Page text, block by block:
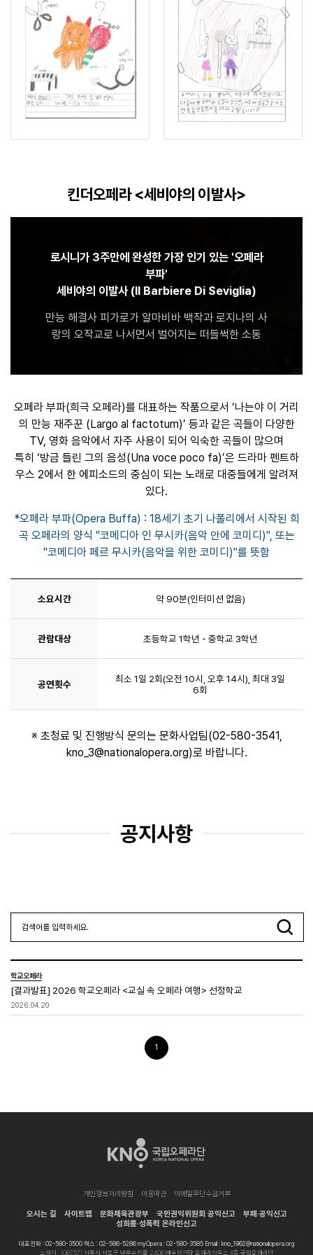
킨더오페라 <세비야의 이발사>
로시니가 3주만에 완성한 가장 인기 있는 '오페라
부파'
세비야의 이발사 (Il Barbiere Di Seviglia)
만능 해결사 피가로가 알마비바 백작과 로지나의 사
랑의 오작교로 나서면서 벌어지는 떠들썩한 소동
오페라 부파(희극 오페라)를 대표하는 작품으로서 ‘나는야 이 거리
의 만능 재주꾼 (Largo al factotum)’ 등과 같은 곡들이 다양한
TV, 영화 음악에서 자주 사용이 되어 익숙한 곡들이 많으며
특히 ‘방금 들린 그의 음성(Una voce poco fa)’은 드라마 펜트하
우스 2에서 한 에피소드의 중심이 되는 노래로 대중들에게 알려져
있다.
*오페라 부파(Opera Buffa) : 18세기 초기 나폴리에서 시작된 희
곡 오페라의 양식 "코메디아 인 무시카(음악 안에 코미디)", 또는
"코메디아 페르 무시카(음악을 위한 코미디)"를 뜻함
소요시간 약 90분(인터미션 없음)
관람대상 초등학교 1학년 - 중학교 3학년
공연횟수
최소 1일 2회(오전 10시, 오후 14시), 최대 3일
6회
※ 초청료 및 진행방식 문의는 문화사업팀(02-580-3541,
kno_3@nationalopera.org)로 바랍니다.
공지사항
학교오페라
[결과발표] 2026 학교오페라 <교실 속 오페라 여행> 선정학교
2026.04.20
1
개인정보처리방침 이용약관 이메일무단수집거부
오시는 길 사이트맵 문화체육관광부 국민권익위원회 공익신고
부패·공익신고
성희롱·성폭력 온라인신고
대표전화 : 02-580-3500 팩스 : 02-586-5286 myOpera : 02-580-3585 Email : kno_1962@nationalopera.org
소재지 : [06757] 서울시 서초구 남부순환로 2406 예술의전당 오페라하우스 4층 국립오페라단